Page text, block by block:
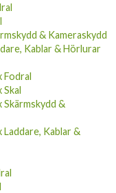
& Kameraskydd
Kablar & Hörlurar
Fodral
&
Kablar &